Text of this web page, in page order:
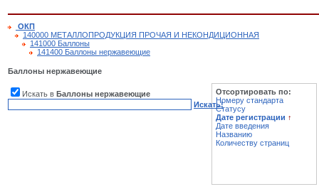
ОКП
140000 МЕТАЛЛОПРОДУКЦИЯ ПРОЧАЯ И НЕКОНДИЦИОННАЯ
141000 Баллоны
141400 Баллоны нержавеющие
Баллоны нержавеющие
Искать в Баллоны нержавеющие
Искать!
Отсортировать по:
Номеру стандарта
Статусу
Дате регистрации ↑
Дате введения
Названию
Количеству страниц